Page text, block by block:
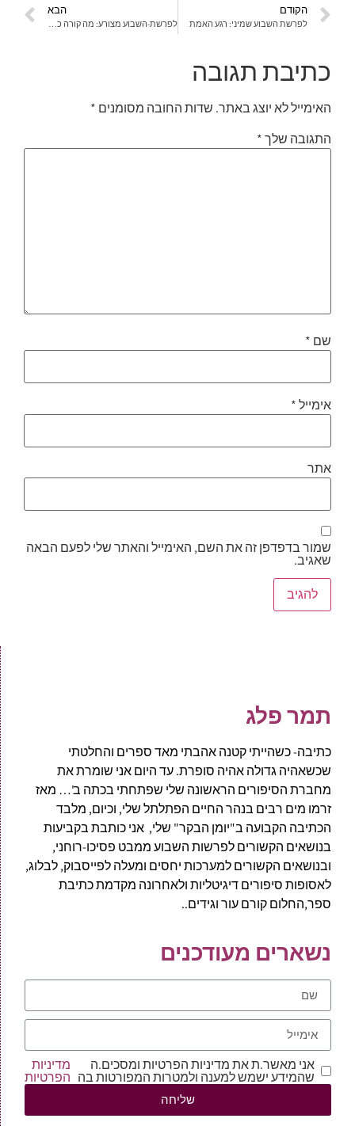
תמר פלג
כתיבה- כשהייתי קטנה אהבתי מאד ספרים והחלטתי
שכשאהיה גדולה אהיה סופרת. עד היום אני שומרת את
מחברת הסיפורים הראשונה שלי שפתחתי בכתה ב'… מאז
זרמו מים רבים בנהר החיים הפתלתל שלי, וכיום, מלבד
הכתיבה הקבועה ב"יומן הבקר" שלי, אני כותבת בקביעות
בנושאים הקשורים לפרשות השבוע ממבט פסיכו-רוחני,
ובנושאים הקשורים למערכות יחסים ומעלה לפייסבוק, לבלוג,
לאסופות סיפורים דיגיטליות ולאחרונה מקדמת כתיבת
ספר,החלום קורם עור וגידים..
נשארים מעודכנים
אני מאשר.ת את מדיניות הפרטיות ומסכים.ה
שהמידע ישמש למענה ולמטרות המפורטות בה
מדיניות
הפרטיות
שליחה
הקודם
לפרשת השבוע שמיני: רגע האמת
הבא
כתיבת תגובה
האימייל לא יוצג באתר. שדות החובה מסומנים *
התגובה שלך*
שם *
אימייל*
אתר
שמור בדפדפן זה את השם, האימייל והאתר שלי לפעם הבאה
שאגיב.